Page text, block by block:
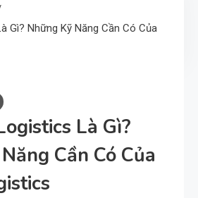
Gì? Những Kỹ Năng Cần Có Của
Là Gì?
Cần Có Của